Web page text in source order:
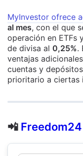
MyInvestor ofrece
al mes, con el que
operación en ETFs
de divisa al 0,25%.
ventajas
cuentas y
prioritario a ciertas
📲 Freedom24